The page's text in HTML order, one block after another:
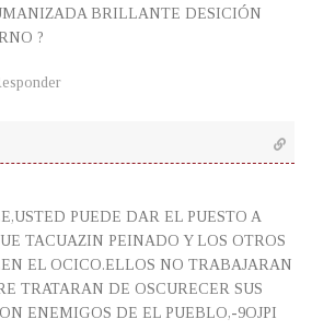
BRILLANTE DESICIÓN
?
PUEDE DAR EL PUESTO A
TACUAZIN PEINADO Y LOS OTROS
EL OCICO.ELLOS NO TRABAJARAN
TRATARAN DE OSCURECER SUS
ENEMIGOS DE EL PUEBLO,-9OJPI